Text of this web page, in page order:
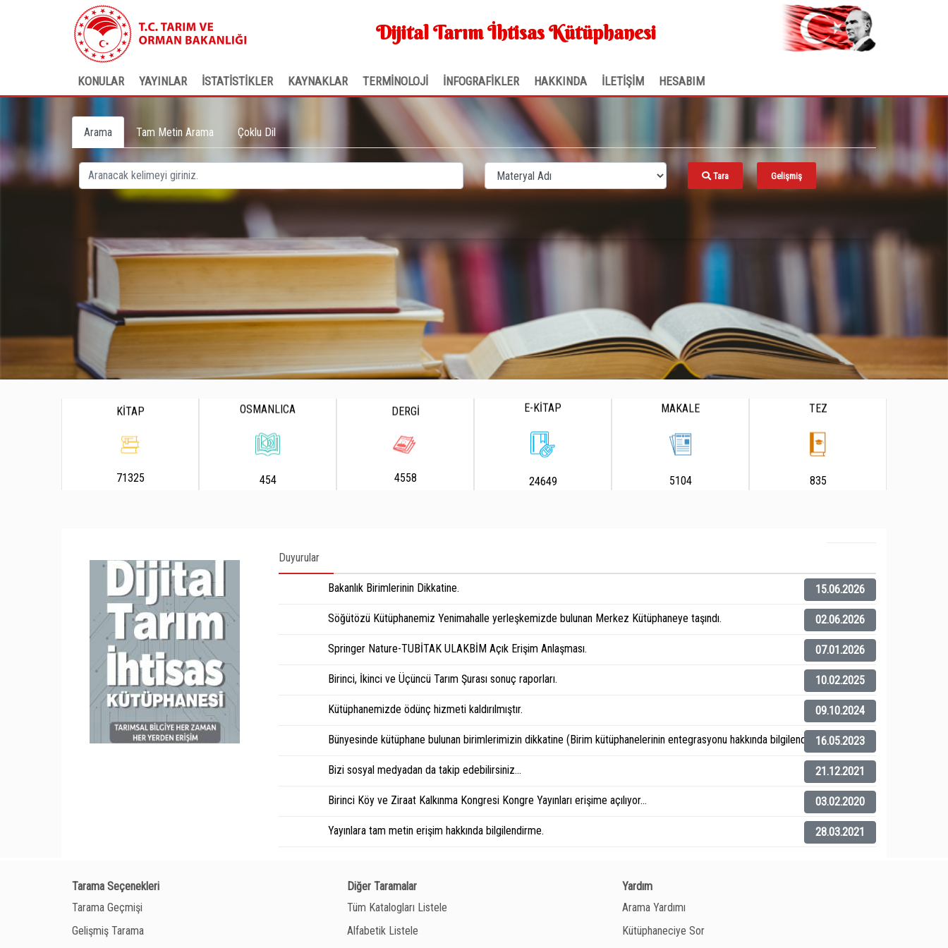
Dijital Tarım İhtisas Kütüphanesi
KONULAR YAYINLAR İSTATİSTİKLER KAYNAKLAR TERMİNOLOJİ İNFOGRAFİKLER HAKKINDA İLETİŞİM HESABIM
Arama Tam Metin Arama Çoklu Dil
Tara Gelişmiş
KİTAP
71325
OSMANLICA
454
DERGİ
4558
E-KİTAP
24649
MAKALE
5104
TEZ
835
Duyurular
Bakanlık Birimlerinin Dikkatine. 15.06.2026
Söğütözü Kütüphanemiz Yenimahalle yerleşkemizde bulunan Merkez Kütüphaneye taşındı. 02.06.2026
Springer Nature-TUBİTAK ULAKBİM Açık Erişim Anlaşması. 07.01.2026
Birinci, İkinci ve Üçüncü Tarım Şurası sonuç raporları. 10.02.2025
Kütüphanemizde ödünç hizmeti kaldırılmıştır. 09.10.2024
Bünyesinde kütüphane bulunan birimlerimizin dikkatine (Birim kütüphanelerinin entegrasyonu hakkında bilgilendirme).16.05.2023
Bizi sosyal medyadan da takip edebilirsiniz... 21.12.2021
Birinci Köy ve Ziraat Kalkınma Kongresi Kongre Yayınları erişime açılıyor... 03.02.2020
Yayınlara tam metin erişim hakkında bilgilendirme. 28.03.2021
Tarama Seçenekleri
Tarama Geçmişi
Gelişmiş Tarama
Diğer Taramalar
Tüm Katalogları Listele
Alfabetik Listele
Yardım
Arama Yardımı
Kütüphaneciye Sor